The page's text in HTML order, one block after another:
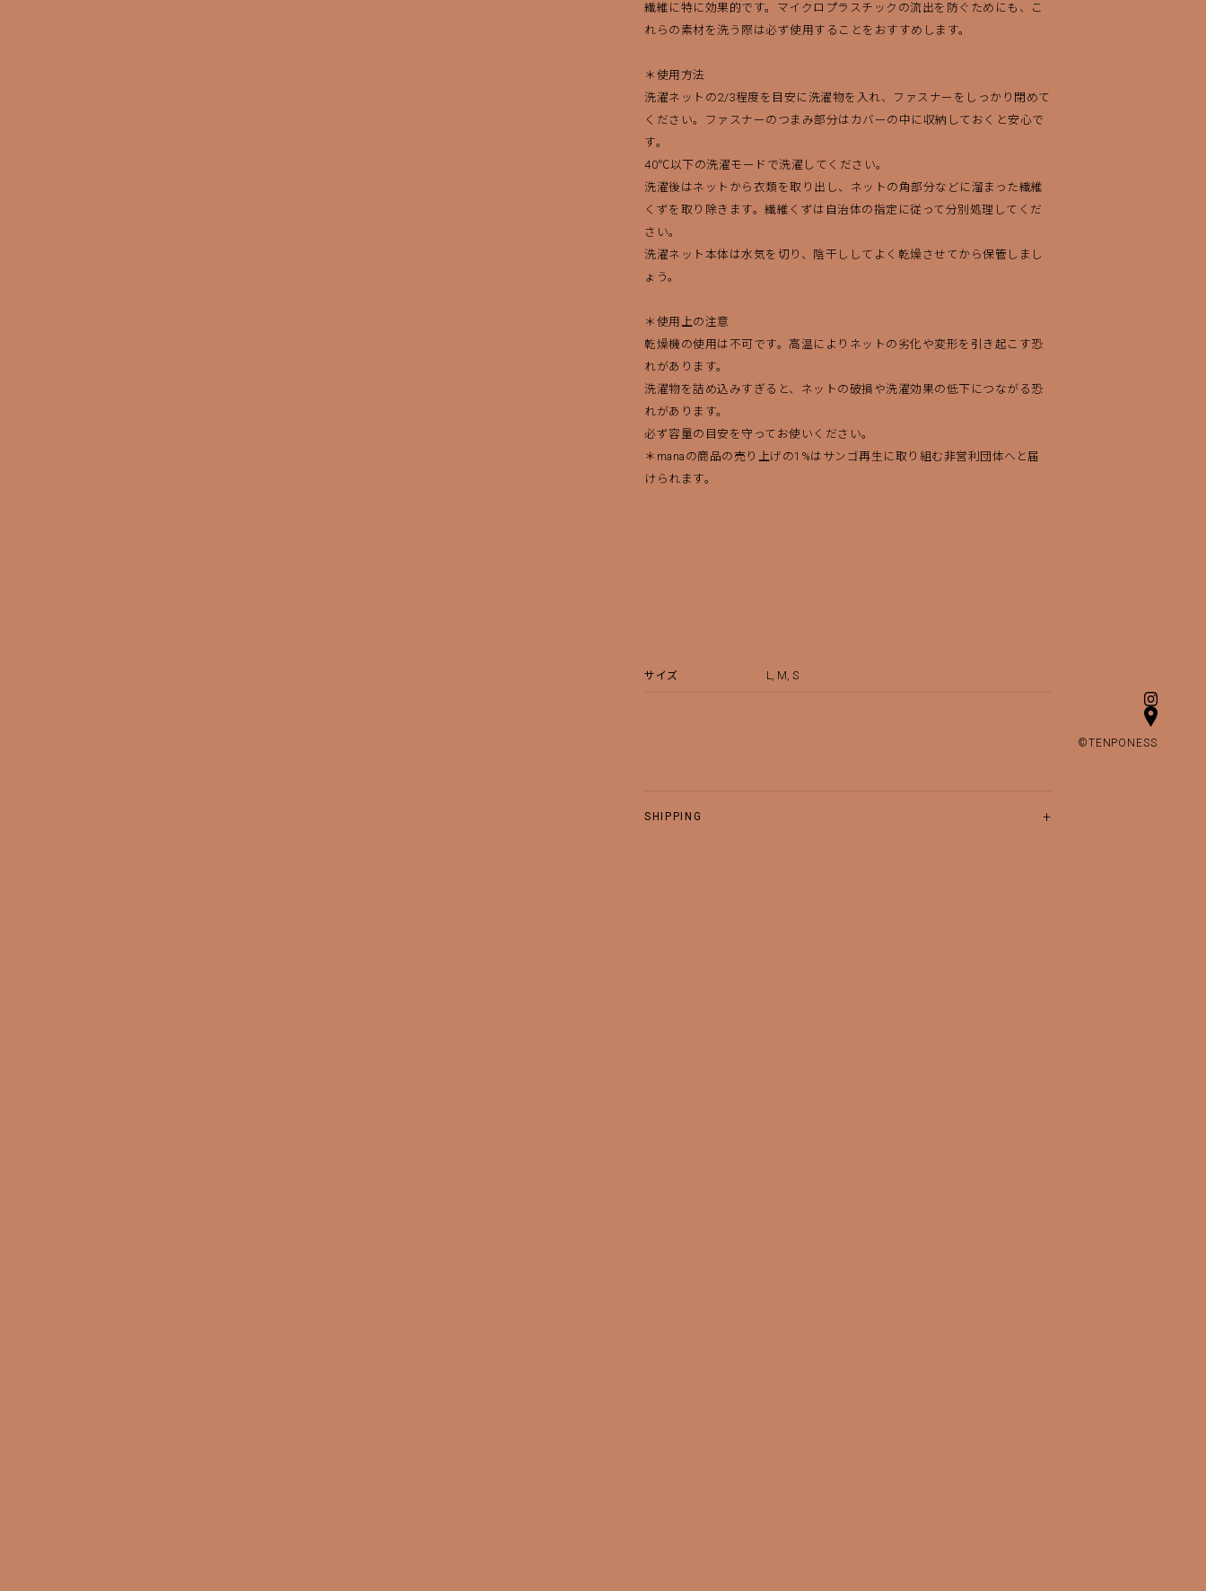
©TENPONESS
繊維に特に効果的です。マイクロプラスチックの流出を防ぐためにも、こ
れらの素材を洗う際は必ず使用することをおすすめします。
＊使用方法
洗濯ネットの2/3程度を目安に洗濯物を入れ、ファスナーをしっかり閉めて
ください。ファスナーのつまみ部分はカバーの中に収納しておくと安心で
す。
40℃以下の洗濯モードで洗濯してください。
洗濯後はネットから衣類を取り出し、ネットの角部分などに溜まった繊維
くずを取り除きます。繊維くずは自治体の指定に従って分別処理してくだ
さい。
洗濯ネット本体は水気を切り、陰干ししてよく乾燥させてから保管しまし
ょう。
＊使用上の注意
乾燥機の使用は不可です。高温によりネットの劣化や変形を引き起こす恐
れがあります。
洗濯物を詰め込みすぎると、ネットの破損や洗濯効果の低下につながる恐
れがあります。
必ず容量の目安を守ってお使いください。
＊manaの商品の売り上げの1%はサンゴ再生に取り組む非営利団体へと届
けられます。
サイズ L, M, S
SHIPPING